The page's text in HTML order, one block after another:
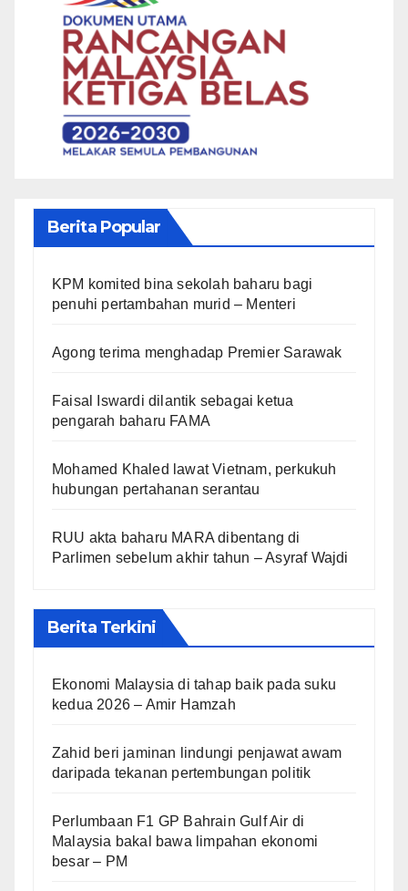
Berita Popular
KPM komited bina sekolah baharu bagi
penuhi pertambahan murid – Menteri
Agong terima menghadap Premier Sarawak
Faisal Iswardi dilantik sebagai ketua
pengarah baharu FAMA
Mohamed Khaled lawat Vietnam, perkukuh
hubungan pertahanan serantau
RUU akta baharu MARA dibentang di
Parlimen sebelum akhir tahun – Asyraf Wajdi
Berita Terkini
Ekonomi Malaysia di tahap baik pada suku
kedua 2026 – Amir Hamzah
Zahid beri jaminan lindungi penjawat awam
daripada tekanan pertembungan politik
Perlumbaan F1 GP Bahrain Gulf Air di
Malaysia bakal bawa limpahan ekonomi
besar – PM